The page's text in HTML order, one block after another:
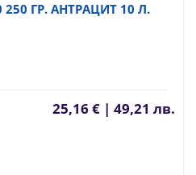
ГР. АНТРАЦИТ 10 Л.
25,16 € | 49,21 лв.